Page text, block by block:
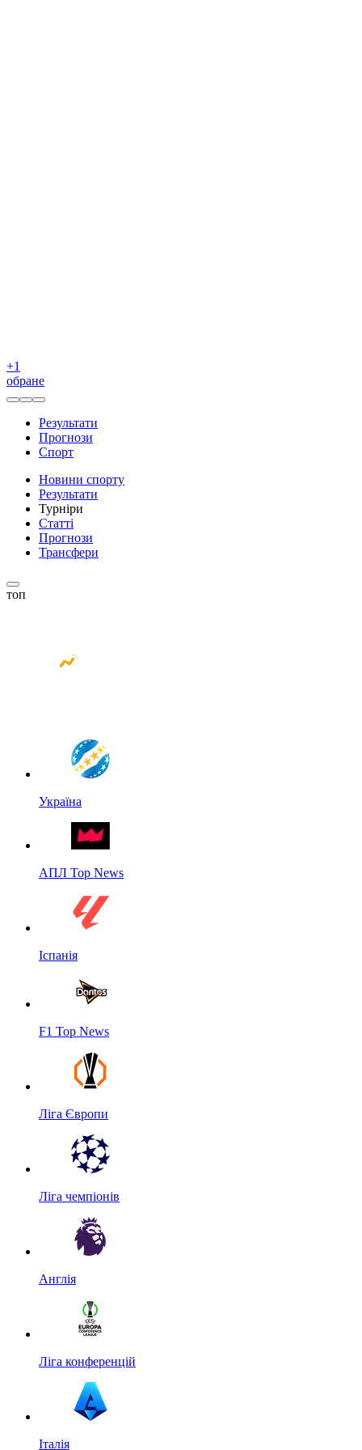
+1
обране
Результати
Прогнози
Спорт
Новини спорту
Результати
Турніри
Статті
Прогнози
Трансфери
топ
Україна
АПЛ Top News
Іспанія
F1 Top News
Ліга Європи
Ліга чемпіонів
Англія
Ліга конференцій
Італія